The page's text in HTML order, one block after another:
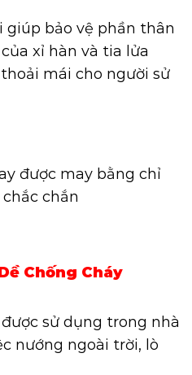
giúp bảo vệ phần thân
xỉ hàn và tia lửa
mái cho người sử
được may bằng chỉ
chắn
Chống Cháy
được sử dụng trong nhà
nướng ngoài trời, lò